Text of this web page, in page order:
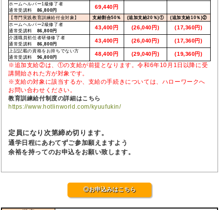
ホームヘルパー1級修了者
通常受講料 86,800円
69,440円
【専門実践教育訓練給付金対象】 支給割合50％ (追加支給20％)① (追加支給10％)②
ホームヘルパー2級修了者
通常受講料 86,800円
43,400円 (26,040円) (17,360円)
介護職員初任者研修修了者
通常受講料 86,800円
43,400円 (26,040円) (17,360円)
上記記載の資格をお持ちでない方
通常受講料 96,800円
48,400円 (29,040円) (19,360円)
※追加支給②は、①の支給が前提となります。令和6年10月1日以降に受
講開始された方が対象です。
※支給の対象に該当するか、支給の手続きについては、ハローワークへ
お問い合わせください。
教育訓練給付制度の詳細はこちら
https://www.hotlinworld.com/kyuufukin/
定員になり次第締め切ります。
通学日程にあわてずご参加願えますよう
余裕を持ってのお申込をお願い致します。
◎お申込みはこちら